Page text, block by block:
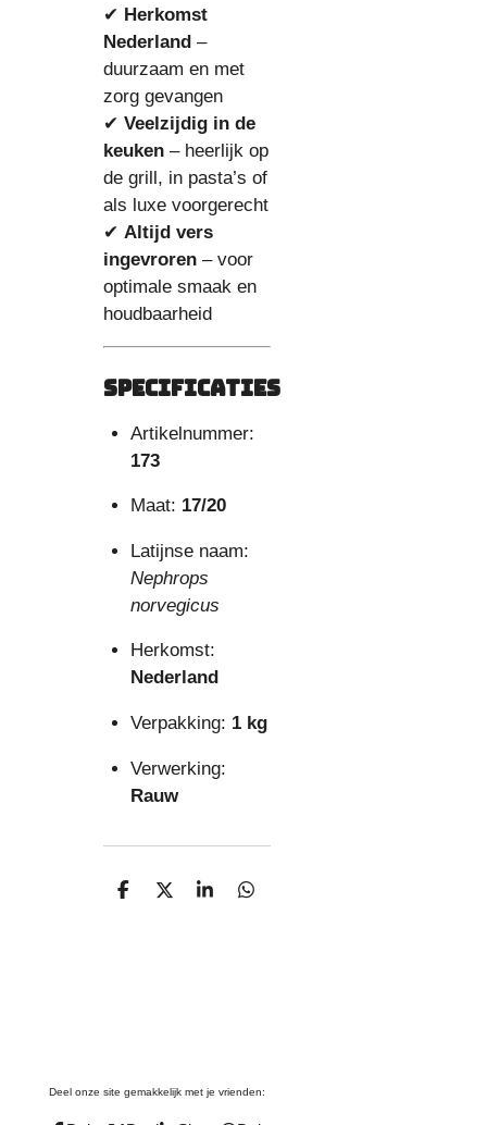
✔ Herkomst
Nederland –
duurzaam en met
zorg gevangen
✔ Veelzijdig in de
keuken– heerlijk op
de grill, in pasta’s of
als luxe voorgerecht
✔ Altijd vers
ingevroren– voor
optimale smaak en
houdbaarheid
Specificaties
Artikelnummer:
173
Maat: 17/20
Latijnse naam:
Nephrops
norvegicus
Herkomst:
Nederland
Verpakking: 1 kg
Verwerking:
Rauw
D
D
S
D
Deel onze site gemakkelijk met je vrienden: